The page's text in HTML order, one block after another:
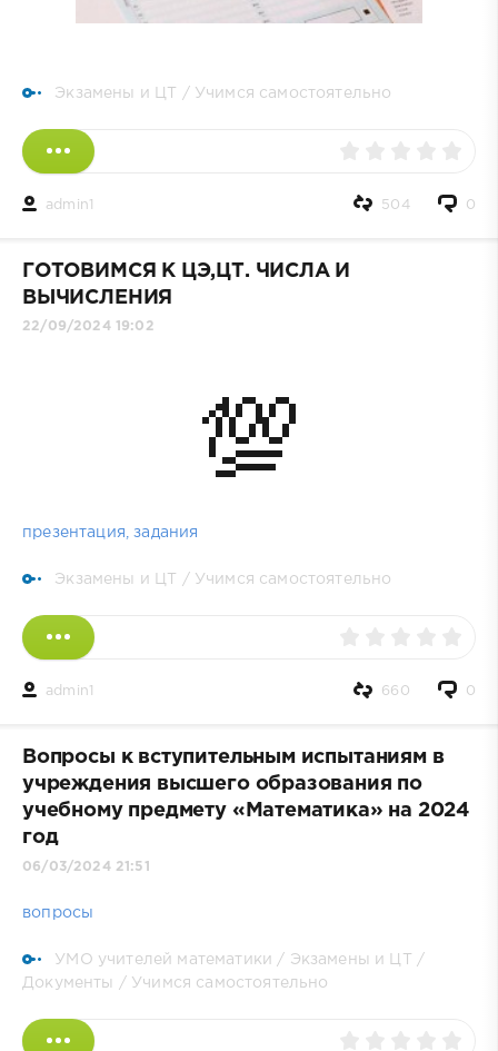
Экзамены и ЦТ / Учимся самостоятельно
admin1 0
504
ГОТОВИМСЯ К ЦЭ,ЦТ. ЧИСЛА И
ВЫЧИСЛЕНИЯ
22/09/2024 19:02
💯
презентация, задания
Экзамены и ЦТ / Учимся самостоятельно
admin1 0
660
Вопросы к вступительным испытаниям в
учреждения высшего образования по
учебному предмету «Математика» на 2024
год
06/03/2024 21:51
вопросы
УМО учителей математики / Экзамены и ЦТ
/
Документы
/ Учимся самостоятельно